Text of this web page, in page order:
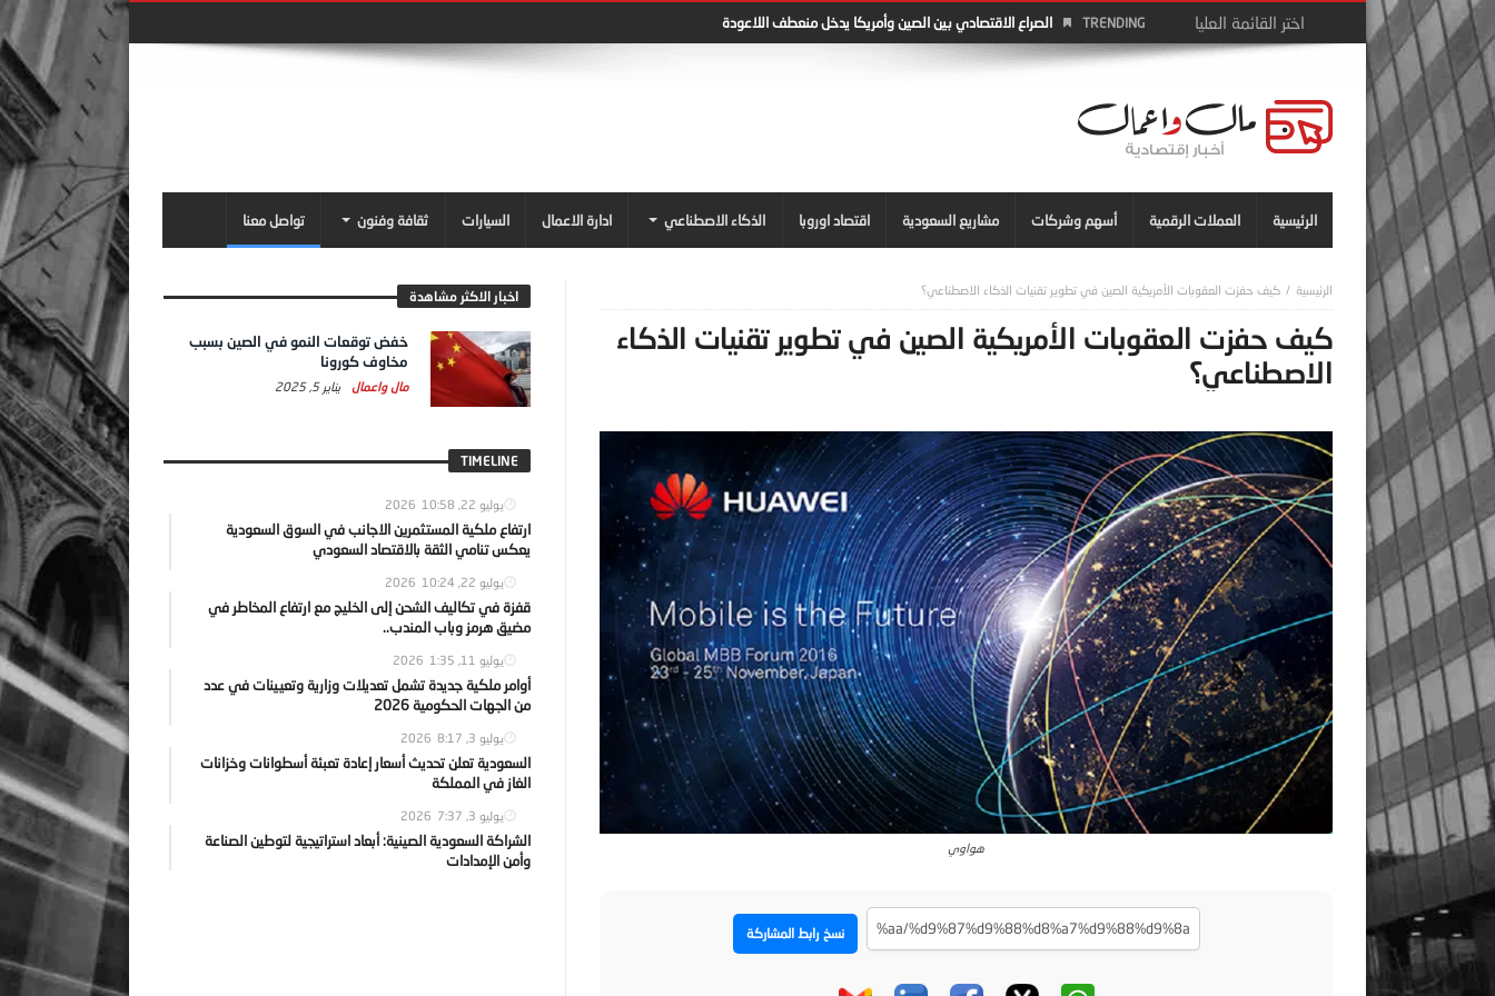
TRENDING الصراع الاقتصادي بين الصين وأمريكا يدخل منعطف اللاعودة
الرئيسية العملات الرقمية أسهم وشركات مشاريع السعودية اقتصاد اوروبا الذكاء الاصطناعي ادارة الاعمال السيارات ثقافة وفنون تواصل معنا
كيف حفزت العقوبات الأمريكية الصين في تطوير تقنيات الذكاء الاصطناعي؟
كيف حفزت العقوبات الأمريكية الصين في تطوير تقنيات الذكاء
الاصطناعي؟
هواوي
نسخ رابط المشاركة
اخبار الاكثر مشاهدة
خفض توقعات النمو في الصين بسبب
مخاوف كورونا
مال واعمال يناير 5, 2025
TIMELINE
يوليو 22, 2026 10:58
ارتفاع ملكية المستثمرين الاجانب في السوق السعودية
يعكس تنامي الثقة بالاقتصاد السعودي
يوليو 22, 2026 10:24
قفزة في تكاليف الشحن إلى الخليج مع ارتفاع المخاطر في
مضيق هرمز وباب المندب..
يوليو 11, 2026 1:35
أوامر ملكية جديدة تشمل تعديلات وزارية وتعيينات في عدد
من الجهات الحكومية 2026
يوليو 3, 2026 8:17
السعودية تعلن تحديث أسعار إعادة تعبئة أسطوانات وخزانات
الغاز في المملكة
يوليو 3, 2026 7:37
الشراكة السعودية الصينية: أبعاد استراتيجية لتوطين الصناعة
وأمن الإمدادات